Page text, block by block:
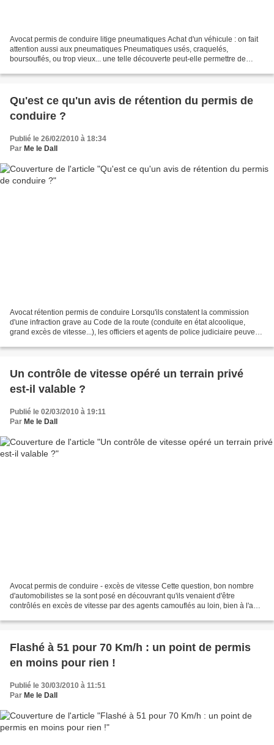
Avocat permis de conduire litige pneumatiques Achat d'un véhicule : on fait
attention aussi aux pneumatiques Pneumatiques usés, craquelés,
boursouflés, ou trop vieux... une telle découverte peut-elle permettre de
Qu'est ce qu'un avis de rétention du permis de
conduire ?
Publié le 26/02/2010 à 18:34
Par Me le Dall
Avocat rétention permis de conduire Lorsqu'ils constatent la commission
d'une infraction grave au Code de la route (conduite en état alcoolique,
grand excès de vitesse...), les officiers et agents de police judiciaire peuvent
Un contrôle de vitesse opéré un terrain privé
est-il valable ?
Publié le 02/03/2010 à 19:11
Par Me le Dall
Avocat permis de conduire - excès de vitesse Cette question, bon nombre
d'automobilistes se la sont posé en découvrant qu'ils venaient d'être
contrôlés en excès de vitesse par des agents camouflés au loin, bien à l'abri
Flashé à 51 pour 70 Km/h : un point de permis
en moins pour rien !
Publié le 30/03/2010 à 11:51
Par Me le Dall